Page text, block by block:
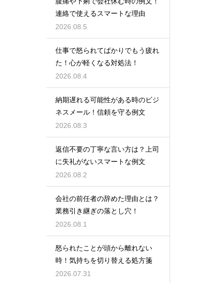
連絡で使えるスマートな理由
2026.08.5
仕事で怒られてばかりでもう疲れ
た！心が軽くなる対処法！
2026.08.4
納期遅れる可能性がある時のビジ
ネスメール！信頼を守る例文
2026.08.3
返信不要の丁寧な言い方は？上司
に失礼がないスマートな例文
2026.08.2
会社の前任者の辞めた理由とは？
業務引き継ぎの落とし穴！
2026.08.1
怒られたことが頭から離れない
時！気持ちを切り替える処方箋
2026.07.31